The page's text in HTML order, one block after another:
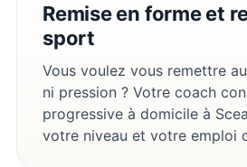
Remise en forme et
sport
Vous voulez vous remettre
ni pression ? Votre coach
progressive à domicile à
votre niveau et votre emploi